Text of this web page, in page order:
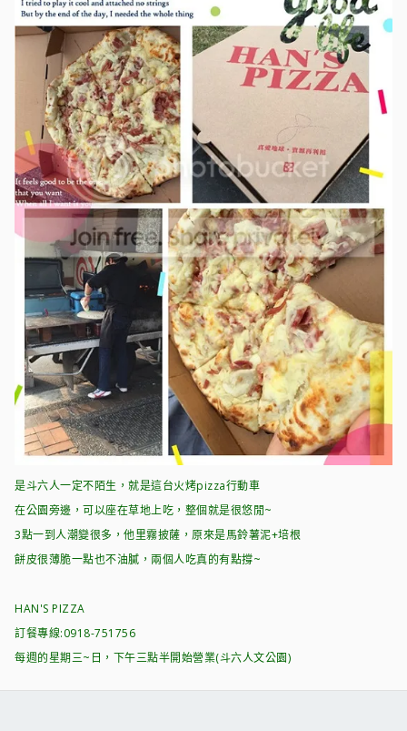
是斗六人一定不陌生，就是這台火烤pizza行動車
在公園旁邊，可以座在草地上吃，整個就是很悠閒~
3點一到人潮變很多，他里霧披薩，原來是馬鈴薯泥+培根
餅皮很薄脆一點也不油膩，兩個人吃真的有點撐~
HAN'S PIZZA
訂餐專線:0918-751756
每週的星期三~日，下午三點半開始營業(斗六人文公園)